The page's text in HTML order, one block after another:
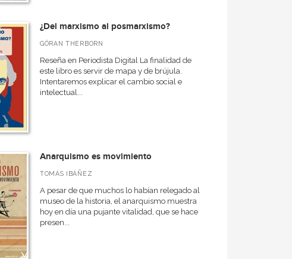
¿Del marxismo al posmarxismo?
GÖRAN THERBORN
Reseña en Periodista Digital La finalidad de
este libro es servir de mapa y de brújula.
Intentaremos explicar el cambio social e
intelectual...
Anarquismo es movimiento
TOMÁS IBÁÑEZ
A pesar de que muchos lo habían relegado al
museo de la historia, el anarquismo muestra
hoy en día una pujante vitalidad, que se hace
presen...